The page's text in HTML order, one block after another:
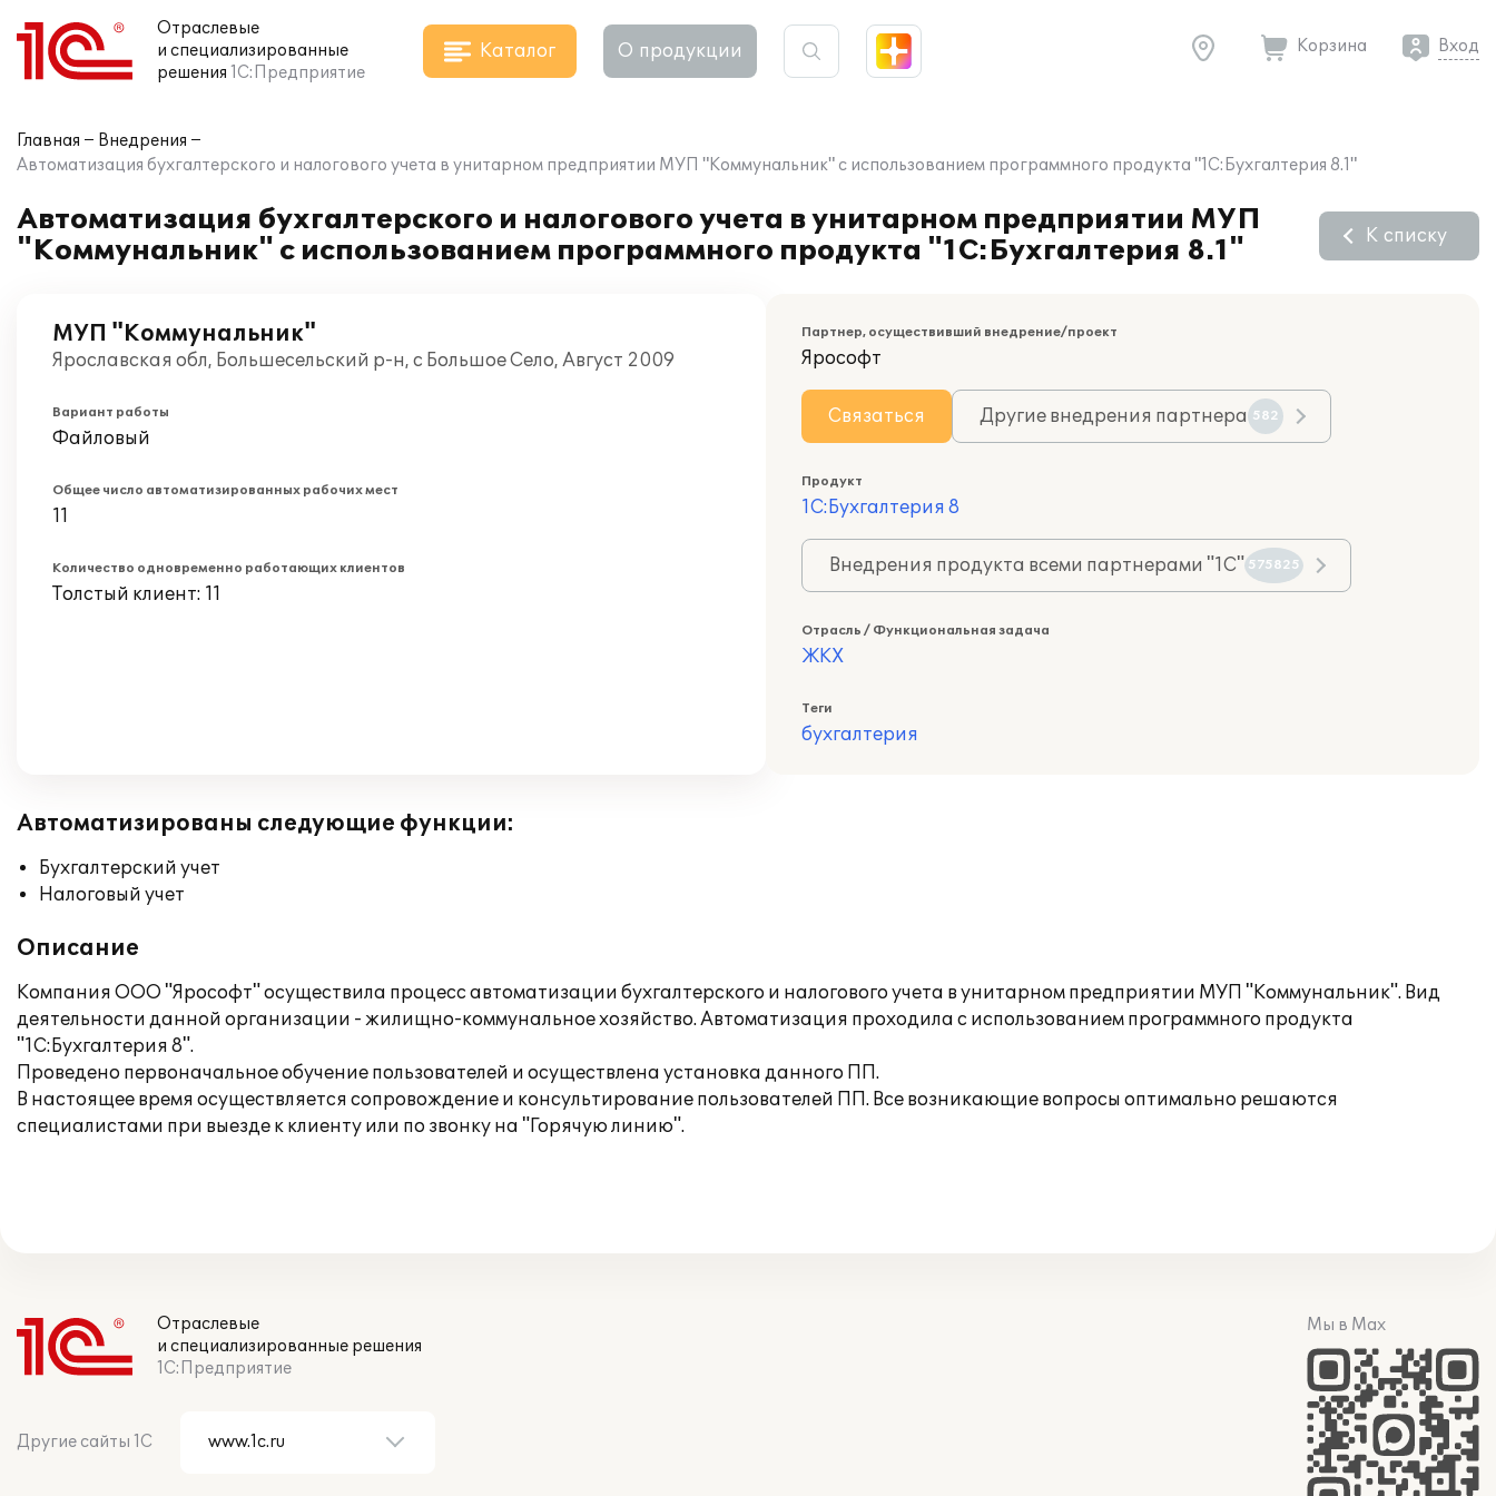
Отраслевые
и специализированные
решения 1С:Предприятие
Каталог О продукции Корзина Вход
Главная
Внедрения
Автоматизация бухгалтерского и налогового учета в унитарном предприятии МУП "Коммунальник" с использованием программного продукта "1С:Бухгалтерия 8.1"
Автоматизация бухгалтерского и налогового учета в унитарном предприятии МУП
"Коммунальник" с использованием программного продукта "1С:Бухгалтерия 8.1"
К списку
МУП "Коммунальник"
Ярославская обл, Большесельский р-н, с Большое Село, Август 2009
Вариант работы
Файловый
Общее число автоматизированных рабочих мест
11
Количество одновременно работающих клиентов
Толстый клиент: 11
Партнер, осуществивший внедрение/проект
Ярософт
Связаться Другие внедрения партнера 582
Продукт
1С:Бухгалтерия 8
Внедрения продукта всеми партнерами "1С" 575825
Отрасль / Функциональная задача
ЖКХ
Теги
бухгалтерия
Автоматизированы следующие функции:
Бухгалтерский учет
Налоговый учет
Описание
Компания ООО "Ярософт" осуществила процесс автоматизации бухгалтерского и налогового учета в унитарном предприятии МУП "Коммунальник". Вид
деятельности данной организации - жилищно-коммунальное хозяйство. Автоматизация проходила с использованием программного продукта
"1С:Бухгалтерия 8".
Проведено первоначальное обучение пользователей и осуществлена установка данного ПП.
В настоящее время осуществляется сопровождение и консультирование пользователей ПП. Все возникающие вопросы оптимально решаются
специалистами при выезде к клиенту или по звонку на "Горячую линию".
Отраслевые
и специализированные решения
1С:Предприятие
Другие сайты 1С
Мы в Max